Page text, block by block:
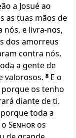
a Josué ao
as tuas mãos de
nós, e livra-nos,
dos amorreus
contra nós.
a gente de
valorosos. 8 E o
porque os tenho
diante de ti.
toda a
o Senhoros